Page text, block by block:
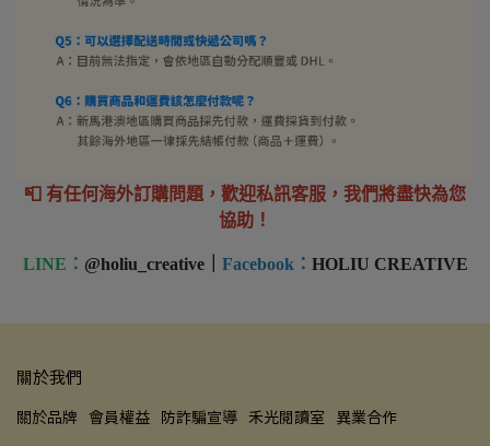
📮 有任何海外訂購問題，歡迎私訊客服，我們將盡快為您
協助！
LINE： @holiu_creative｜ Facebook： HOLIU CREATIVE
關於我們
關於品牌 會員權益 防詐騙宣導 禾光閱讀室 異業合作